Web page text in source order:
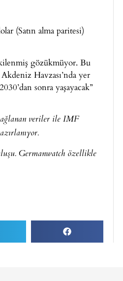
(Satın alma paritesi)
gözükmüyor. Bu
Havzası’nda yer
sonra yaşayacak”
veriler ile IMF
Germanwatch özellikle